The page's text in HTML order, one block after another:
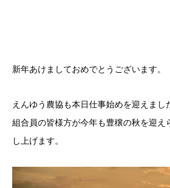
新年あけましておめでとうございます。
えんゆう農協も本日仕事始めを迎えまし
組合員の皆様方が今年も豊穣の秋を迎え
し上げます。